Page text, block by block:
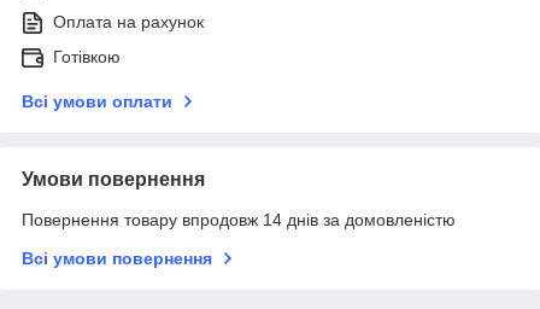
Оплата на рахунок
Готівкою
Всі умови оплати
Умови повернення
Повернення товару впродовж 14 днів за домовленістю
Всі умови повернення